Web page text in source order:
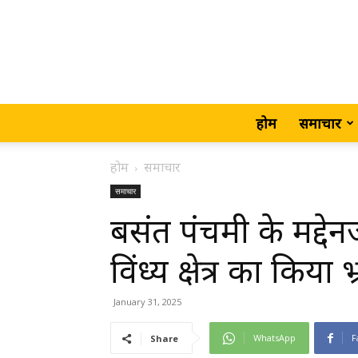
होम समाचार
होम समाचार
समाचार
बसंत पंचमी के
विंध्य क्षेत्र का किया
January 31, 2025
Share WhatsApp